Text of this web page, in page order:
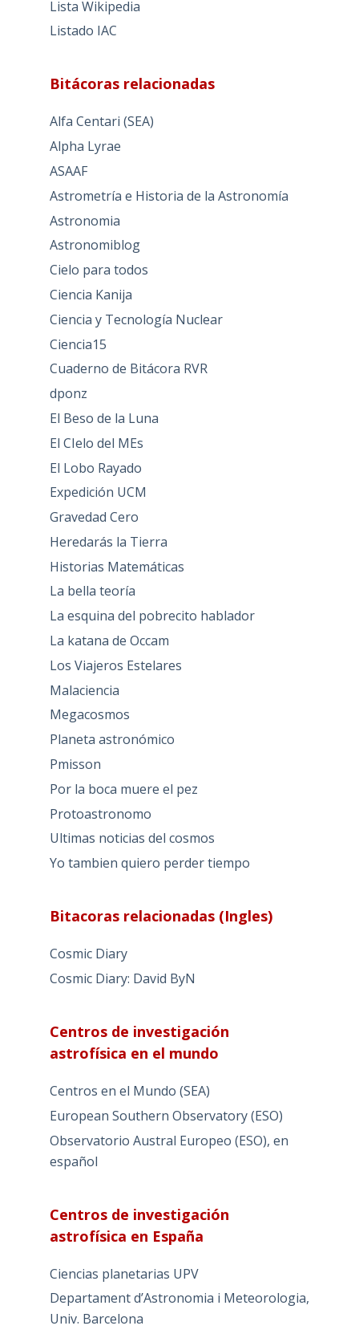
Lista Wikipedia
Listado IAC
Bitácoras relacionadas
Alfa Centari (SEA)
Alpha Lyrae
ASAAF
Astrometría e Historia de la Astronomía
Astronomia
Astronomiblog
Cielo para todos
Ciencia Kanija
Ciencia y Tecnología Nuclear
Ciencia15
Cuaderno de Bitácora RVR
dponz
El Beso de la Luna
El CIelo del MEs
El Lobo Rayado
Expedición UCM
Gravedad Cero
Heredarás la Tierra
Historias Matemáticas
La bella teoría
La esquina del pobrecito hablador
La katana de Occam
Los Viajeros Estelares
Malaciencia
Megacosmos
Planeta astronómico
Pmisson
Por la boca muere el pez
Protoastronomo
Ultimas noticias del cosmos
Yo tambien quiero perder tiempo
Bitacoras relacionadas (Ingles)
Cosmic Diary
Cosmic Diary: David ByN
Centros de investigación
astrofísica en el mundo
Centros en el Mundo (SEA)
European Southern Observatory (ESO)
Observatorio Austral Europeo (ESO), en
español
Centros de investigación
astrofísica en España
Ciencias planetarias UPV
Departament d’Astronomia i Meteorologia,
Univ. Barcelona